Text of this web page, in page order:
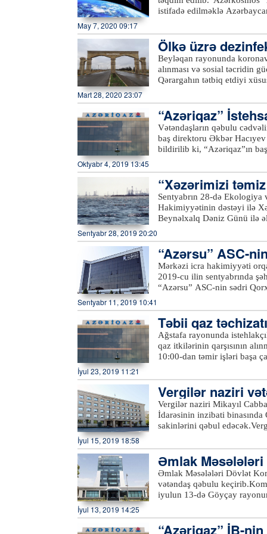
dəyib.xeber100.com
istifadə edilməklə
əkin sahələrini əks etdirən
kənd təsərrüfatı bitkilərinin
bitkilərinin məhsuldarlığının
imkanlarını
ilin aprelində “Azersky”
Qafqazda ilk və yeganə
telekommunikasiya peyki
“Azersky” və “Azerspace-
May 7, 2020 09:17
Ölkə üzrə
əndirilib
Beyləqan rayonunda
alınması və sosial təcridin
Qərargahın tətbiq etdiyi
xəbər verir ki, bu məqsədlə
2-3 nəfərdən ibarət qruplar
söhbət edir, karantin
əhalini küçə və
keçdiyi küçələrdə,
obyektlərinin ətrafında,
Mart 28, 2020 23:07
“Azəriqaz”
Vətəndaşların qəbulu
baş direktoru Əkbər
bildirilib ki, “Azəriqaz”ın
dinləyiblər. Qəbula gələn
xətlərinin yerinin
Hər bir vətəndaşın
həlli barədə müvafiq
Oktyabr 4, 2019 13:45
“Xəzərimizi
Sentyabrın 28-də
Hakimiyyətinin dəstəyi ilə
Beynəlxalq Dəniz Günü ilə
tullantılarından
və Təbii Sərvətlər
nazirliyin digər yerli
Şəhər Mənzil-Kommunal
ümumilikdə, 100-dən çox
Sentyabr 28, 2019 20:20
“Azərsu” ASC-
Mərkəzi icra hakimiyyəti
2019-cu ilin sentyabrında
“Azərsu” ASC-nin sədri
sentyabrın 19-da “Azərsu”
Göygöl və Daşkəsən
müavini Etibar Məmmədov
sakinlərini qəbul
Naftalan sukanal
təchizatı və kanalizasiya
“office@azersu.az” elektron
Sentyabr 11, 2019 10:41
Təbii qaz
Ağstafa rayonunda
qaz itkilərinin qarşısının
10:00-dan təmir işləri başa
məqsədilə bir qrup
ki, bu barədə “Azəriqaz”
İyul 23, 2019 11:21
Vergilər naziri
Vergilər naziri Mikayıl
İdarəsinin inzibati binasında
sakinlərini qəbul
10 saylı Ərazi Vergilər
habelə İsmayıllı, Balakən
etməklə, eləcə də Vergilər
keçə bilərlər.xeber100.com
İyul 15, 2019 18:58
Əmlak
b
Əmlak Məsələləri Dövlət
vətəndaş qəbulu
iyulun 13-də Göyçay
struktur bölmə rəhbərlərinin
müraciətlər diqqətlə
İyul 13, 2019 14:25
“Azəriqaz” İB-